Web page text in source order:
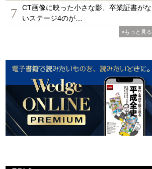
7
CT画像に映った小さな影、卒業証書がな
いステージ4のが…
»もっと見る